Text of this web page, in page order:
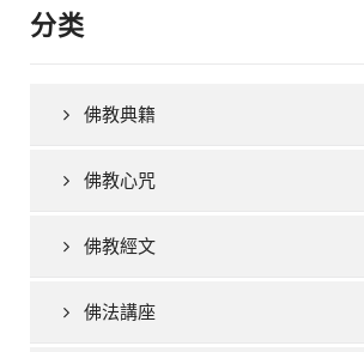
分类
佛教典籍
佛教心咒
佛教經文
佛法講座